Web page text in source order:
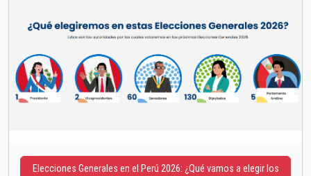
Elecciones Generales en el Perú 2026: ¿Qué vamos a elegir los